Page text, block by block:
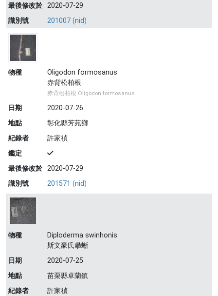
最後修改於 2020-07-29
識別號
201007 (nid)
物種
Oligodon formosanus
赤背松柏根
赤背松柏根 Oligodon formosanus
日期
2020-07-26
地點
彰化縣芳苑鄉
紀錄者
許家禎
鑑定
最後修改於 2020-07-29
識別號
201571 (nid)
物種
Diploderma swinhonis
斯文豪氏攀蜥
日期
2020-07-25
地點
苗栗縣卓蘭鎮
紀錄者
許家禎